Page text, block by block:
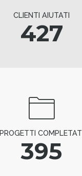
CLIENTI AIUTATI
427
PROGETTI COMPLETATI
395